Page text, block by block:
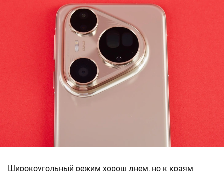
Широкоугольный режим хорош днем, но к краям